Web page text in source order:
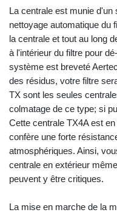
La centrale est munie
nettoyage automatique du
la centrale et tout au long
à l'intérieur du filtre pour
système est breveté
des résidus, votre filtre
TX sont les seules
colmatage de ce type; si
Cette centrale TX4A est
confère une forte
atmosphériques. Ainsi,
centrale en extérieur
peuvent y être critiques.
La mise en marche de la